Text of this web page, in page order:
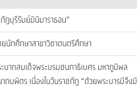
ฏบุรีรัมย์มินิมาราธอน”
ยนักศึกษาสาขาวิชาดนตรีศึกษา
บาทสมเด็จพระบรมชนกาธิเบศร มหาภูมิพล
ถบพิตร เนื่องในวันราชภัฏ “ด้วยพระบารมีจึงมี